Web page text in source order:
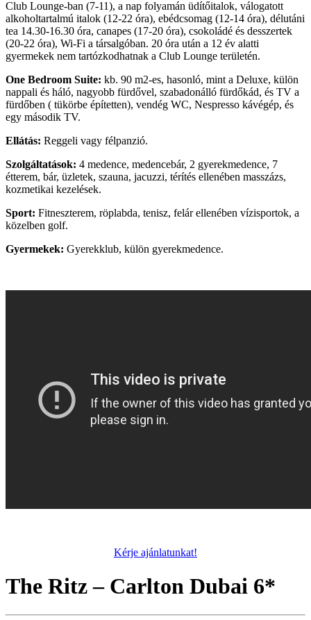
Club Lounge-ban (7-11), a nap folyamán üdítőitalok, válogatott
alkoholtartalmú italok (12-22 óra), ebédcsomag (12-14 óra), délutáni
tea 14.30-16.30 óra, canapes (17-20 óra), csokoládé és desszertek
(20-22 óra), Wi-Fi a társalgóban. 20 óra után a 12 év alatti
gyermekek nem tartózkodhatnak a Club Lounge területén.
One Bedroom Suite: kb. 90 m2-es, hasonló, mint a Deluxe, külön
nappali és háló, nagyobb fürdővel, szabadonálló fürdőkád, és TV a
fürdőben ( tükörbe építetten), vendég WC, Nespresso kávégép, és
egy második TV.
Ellátás: Reggeli vagy félpanzió.
Szolgáltatások: 4 medence, medencebár, 2 gyerekmedence, 7
étterem, bár, üzletek, szauna, jacuzzi, térítés ellenében masszázs,
kozmetikai kezelések.
Sport: Fitneszterem, röplabda, tenisz, felár ellenében vízisportok, a
közelben golf.
Gyermekek: Gyerekklub, külön gyerekmedence.
Kérje ajánlatunkat!
The Ritz – Carlton Dubai 6*